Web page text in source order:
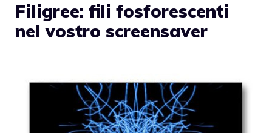
Filigree: fili fosforescenti
nel vostro screensaver